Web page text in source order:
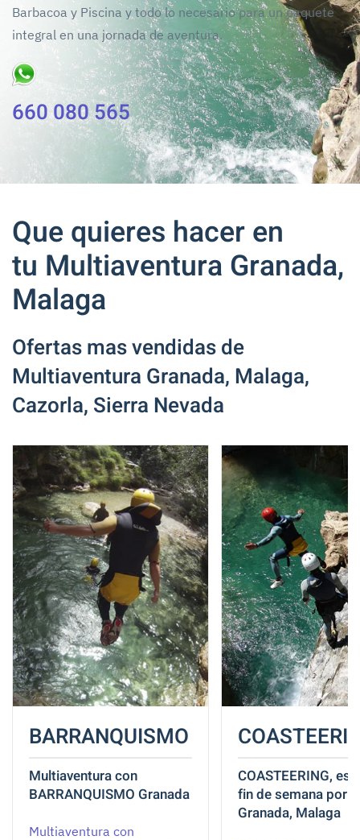
Barbacoa y Piscina y todo lo necesario para un paquete
integral en una jornada de aventura.
660 080 565
Que quieres hacer en
tu Multiaventura Granada,
Malaga
Ofertas mas vendidas de
Multiaventura Granada, Malaga,
Cazorla, Sierra Nevada
BARRANQUISMO
Multiaventura con
BARRANQUISMO Granada
Multiaventura con
COASTEERING,
fin de semana por
Granada, Malaga